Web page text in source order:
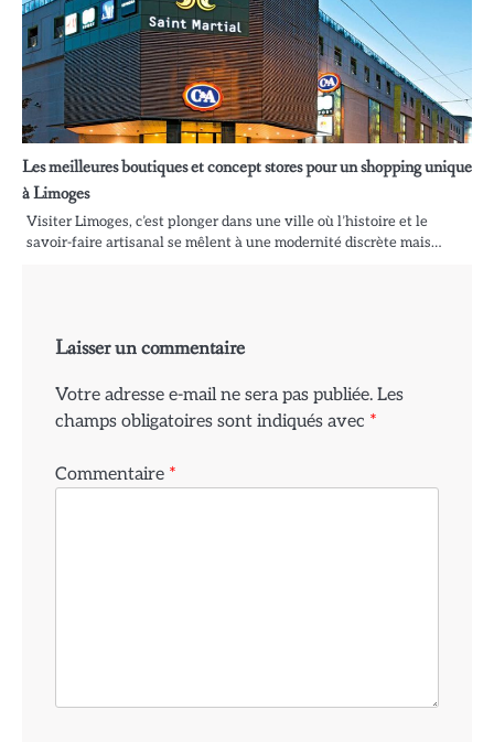
Les meilleures boutiques et concept stores pour un shopping unique
à Limoges
Visiter Limoges, c’est plonger dans une ville où l’histoire et le
savoir-faire artisanal se mêlent à une modernité discrète mais…
Laisser un commentaire
Votre adresse e-mail ne sera pas publiée. Les
champs obligatoires sont indiqués avec *
Commentaire *